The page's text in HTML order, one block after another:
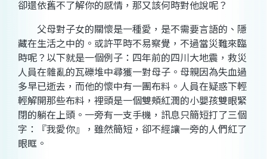
卻還依舊不了解你的感情，那又該何時對他說呢？
父母對子女的關懷是一種愛，是不需要言語的、隱
藏在生活之中的。或許平時不易察覺，不過當災難來臨
時呢？以下就是一個例子：四年前的四川大地震，救災
人員在雜亂的瓦礫堆中尋獲一對母子。母親因為失血過
多早已逝去，而他的懷中有一團布料。人員在疑惑下輕
輕解開那些布料，裡頭是一個雙頰紅潤的小嬰孩雙眼緊
閉的躺在上頭。一旁有一支手機，訊息只簡短打了三個
字：『我愛你』，雖然簡短，卻不經讓一旁的人們紅了
眼眶。